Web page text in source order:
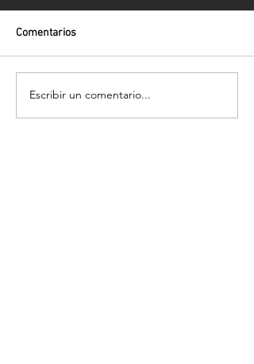
Comentarios
Escribir un comentario...